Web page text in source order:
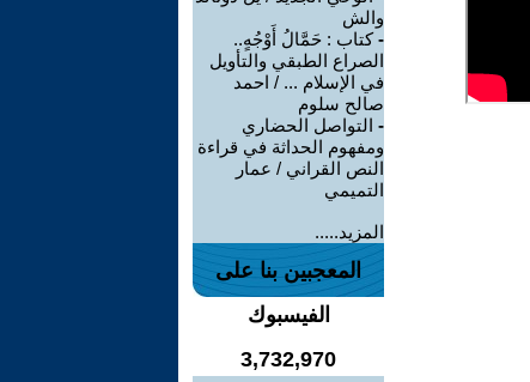
والش
-كتاب : حَمَّالُ أَوْجُهٍ..
الصراع الطبقي والتأويل
في الإسلام ... / احمد
صالح سلوم
- التواصل الحضاري
ومفهوم الحداثة في قراءة
النص القراني / عمار
التميمي
المزيد.....
المعجبين بنا على
الفيسبوك
3,732,970